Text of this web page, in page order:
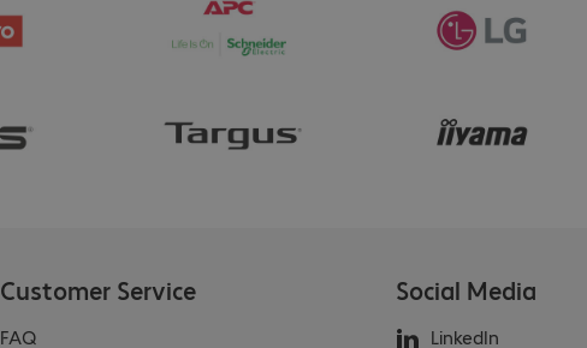
Customer Service
FAQ
Social Media
LinkedIn